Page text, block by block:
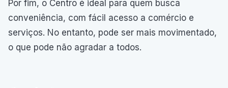
Por fim, o Centro é ideal para quem busca
conveniência, com fácil acesso a comércio e
serviços. No entanto, pode ser mais movimentado,
o que pode não agradar a todos.